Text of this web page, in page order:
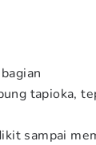
tapioka,
sampai